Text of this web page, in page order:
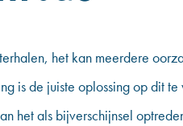
het kan meerdere
is de juiste oplossing op dit
het als bijverschijnsel